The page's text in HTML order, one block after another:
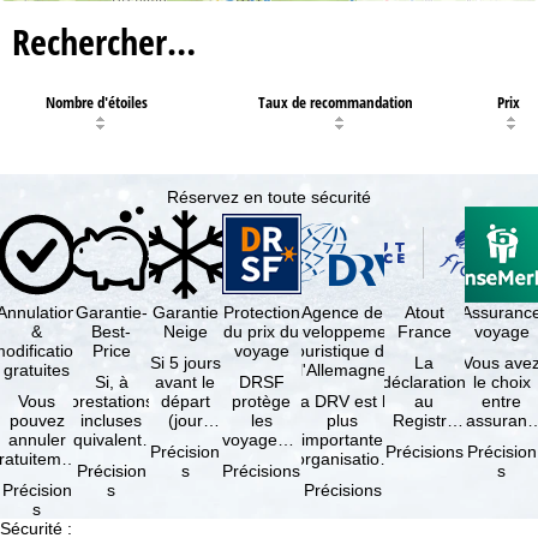
Rechercher…
Nombre d'étoiles Taux de recommandation Prix
Réservez en toute sécurité
&
gratuites
Vous
pouvez
annuler
suivant
la
Précision
s
Garantie-
Best-
Price
Si, à
prestations
incluses
équivalentes
réserve de
disponibilités,
Précision
s
Garantie
Neige
Si 5 jours
avant le
départ
(jour
d'arrivée),
tous les
domaines
Précision
s
Protection
du prix du
voyage
DRSF
protège
les
voyageurs
réservent
Précisions
Agence de
développement
touristique de
l'Allemagne
La DRV est la
plus
importante
organisation
professionnels
Précisions
Atout
France
La
déclaration
au
Registre
Opérateurs
Précisions
voyage
Vous
le choix
entre
et
Précision
s
Sécurité :